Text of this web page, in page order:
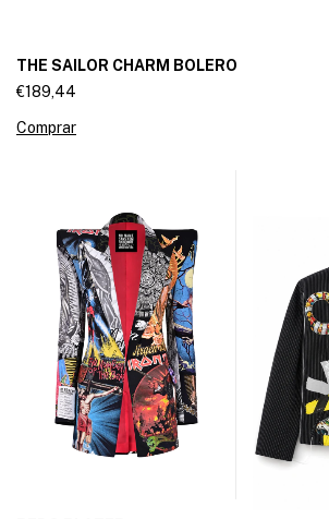
THE SAILOR CHARM BOLERO
€189,44
Comprar